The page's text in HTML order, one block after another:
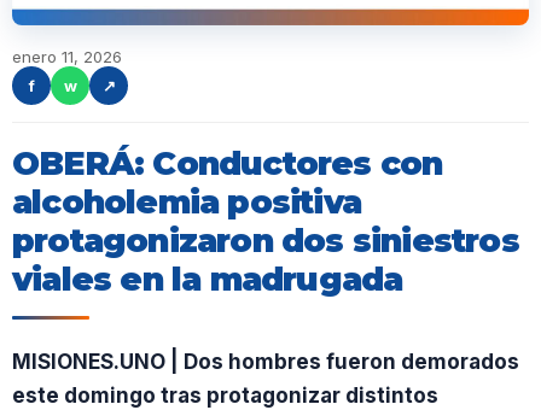
enero 11, 2026
f
w ↗
OBERÁ: Conductores con
alcoholemia positiva
protagonizaron dos siniestros
viales en la madrugada
MISIONES.UNO | Dos hombres fueron demorados
este domingo tras protagonizar distintos